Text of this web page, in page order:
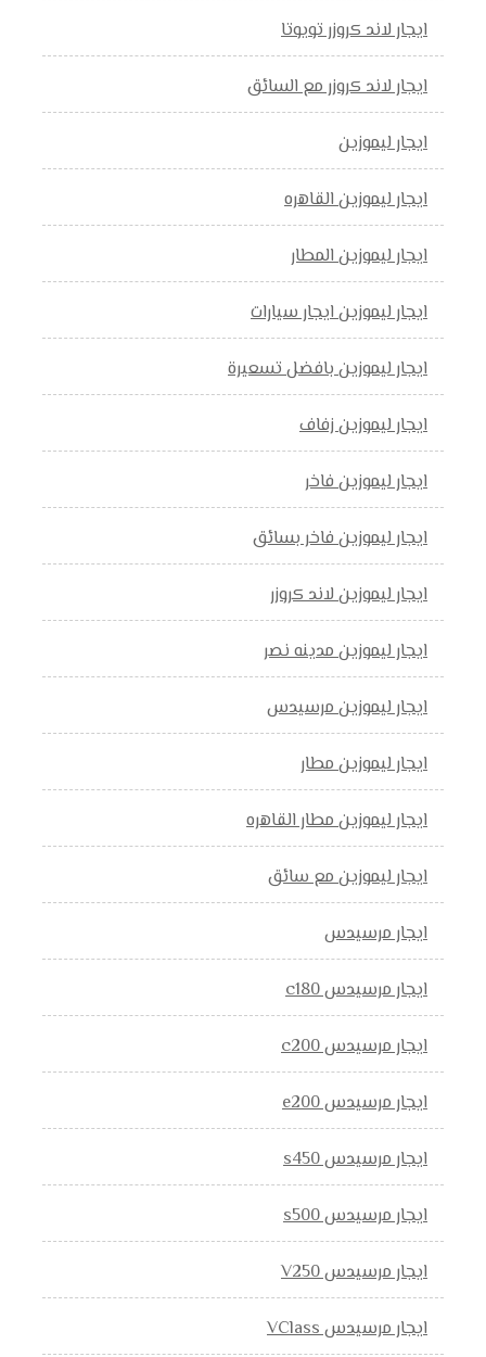
ايجار لاند كروزر تويوتا
ايجار لاند كروزر مع السائق
ايجار ليموزين
ايجار ليموزين القاهره
ايجار ليموزين المطار
ايجار ليموزين ايجار سيارات
ايجار ليموزين بافضل تسعيرة
ايجار ليموزين زفاف
ايجار ليموزين فاخر
ايجار ليموزين فاخر بسائق
ايجار ليموزين لاند كروزر
ايجار ليموزين مدينه نصر
ايجار ليموزين مرسيدس
ايجار ليموزين مطار
ايجار ليموزين مطار القاهره
ايجار ليموزين مع سائق
ايجار مرسيدس
ايجار مرسيدس c180
ايجار مرسيدس c200
ايجار مرسيدس e200
ايجار مرسيدس s450
ايجار مرسيدس s500
ايجار مرسيدس V250
ايجار مرسيدس VClass